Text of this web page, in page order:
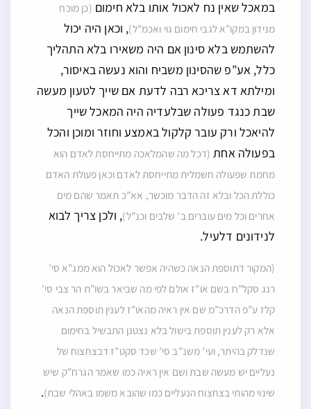
במאכל שאין נח לאכול אותו בלא חימום (כן מוכח
מנידון במקו”א לגבי חימום גוי ואכמ”ל), וכאן היה יכול
להשתמש בלא סינון אם היה משאירו בלא התהליך
כלל, אע”פ שהסינון משביח והוא נעשה באיסור,
ומילתא דא צריכא רבה לדעת אם שייך לטעון מעשה
שבת כנגד פעולה שבלעדיה היה המאכל שייך
להיאכל ורק עובר קלקול באמצע וחוזר ומוכן והכל
בפעולה אחת (דכל מה שהמלאכה מתייחסת לאדם הוא
מחמת שפעולה חשמלית מתייחסת לאדם וכאן פעולת האדם
כוללת הכל ובלא זה הדבר מוכשר, אא”כ תאמר שהם מים
אחרים וכל מים עוברים ב’ שלבים וכנ”ל), ולכן צריך לבוא
לנידונים דלעיל.
(המקור דתוספת הנאה כשהיה אפשר לאכול הוא ממג”א סי’
רנג סקל”ח בשם או”ז אולם לפי מה שביאר בשו”ת הר צבי סי’
קלז ע”פ הדרכ”מ שם אין ראיה מהאו”ז לענין תוספת הנאה
אלא רק לענין תוספת בישול בלא נצטנן התבשיל בחימום
שנדלק בהיתר, ועי’ משנ”ב סי’ שכד סקט”ז דבצחצוח של
נעליים יש מעשה שבת ושם אין ראיה כמו שאמר הגרח”ק שיש
שינוי מהותי בצחצוח הנעליים כמו שהובא משמו באהלי שבת).